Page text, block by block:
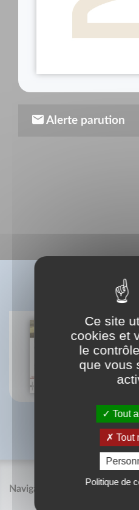
Alerte parution
Les
Jane
Jenny
Navigation
Ce site
cookies et
le
que vous
Tout
Tout
Politique de